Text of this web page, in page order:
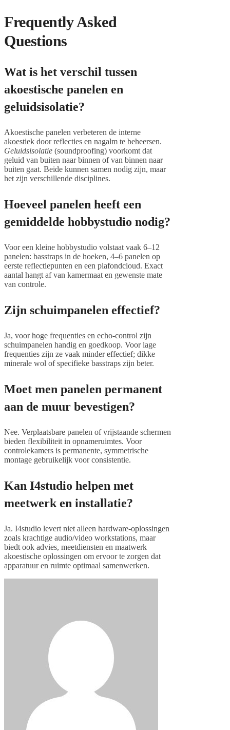
Frequently Asked
Questions
Wat is het verschil tussen
akoestische panelen en
geluidsisolatie?
Akoestische panelen verbeteren de interne
akoestiek door reflecties en nagalm te beheersen.
Geluidsisolatie (soundproofing) voorkomt dat
geluid van buiten naar binnen of van binnen naar
buiten gaat. Beide kunnen samen nodig zijn, maar
het zijn verschillende disciplines.
Hoeveel panelen heeft een
gemiddelde hobbystudio nodig?
Voor een kleine hobbystudio volstaat vaak 6–12
panelen: basstraps in de hoeken, 4–6 panelen op
eerste reflectiepunten en een plafondcloud. Exact
aantal hangt af van kamermaat en gewenste mate
van controle.
Zijn schuimpanelen effectief?
Ja, voor hoge frequenties en echo-control zijn
schuimpanelen handig en goedkoop. Voor lage
frequenties zijn ze vaak minder effectief; dikke
minerale wol of specifieke basstraps zijn beter.
Moet men panelen permanent
aan de muur bevestigen?
Nee. Verplaatsbare panelen of vrijstaande schermen
bieden flexibiliteit in opnameruimtes. Voor
controlekamers is permanente, symmetrische
montage gebruikelijk voor consistentie.
Kan I4studio helpen met
meetwerk en installatie?
Ja. I4studio levert niet alleen hardware-oplossingen
zoals krachtige audio/video workstations, maar
biedt ook advies, meetdiensten en maatwerk
akoestische oplossingen om ervoor te zorgen dat
apparatuur en ruimte optimaal samenwerken.